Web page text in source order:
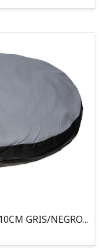
COJIN, OVAL DOC BED 90 X 66 X 10CM GRIS/NEGRO, 95°